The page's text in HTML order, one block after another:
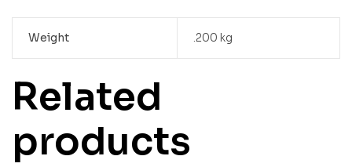
Weight .200 kg
Related
products